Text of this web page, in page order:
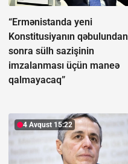
“Ermənistanda yeni
Konstitusiyanın qəbulundan
sonra sülh sazişinin
imzalanması üçün maneə
qalmayacaq”
4 Avqust 15:22